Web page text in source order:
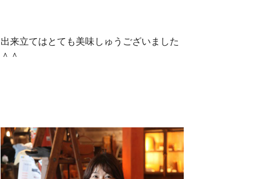
出来立てはとても美味しゅうございました
＾＾